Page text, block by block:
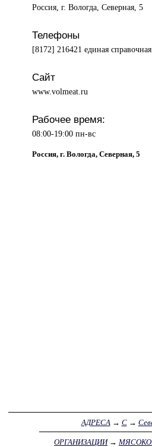
Россия, г. Вологда, Северная, 5
Телефоны
[8172] 216421 единая справочная
Сайт
www.volmeat.ru
Рабочее время:
08:00-19:00 пн-вс
Россия, г. Вологда, Северная, 5
АДРЕСА → С→
ОРГАНИЗАЦИИ→